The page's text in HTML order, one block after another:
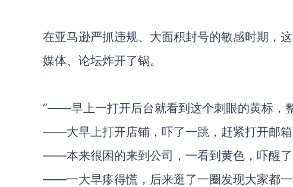
在亚马逊严抓违规、大面积封号的敏感时期，
媒体、论坛炸开了锅。
“——早上一打开后台就看到这个刺眼的黄标，
——大早上打开店铺，吓了一跳，赶紧打开邮箱
——本来很困的来到公司，一看到黄色，吓醒了
——一大早瘆得慌，后来逛了一圈发现大家都一